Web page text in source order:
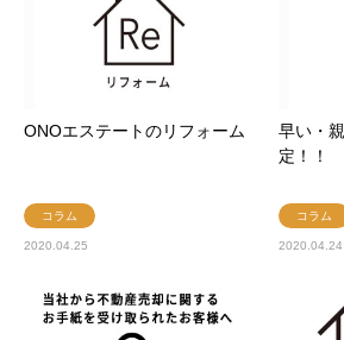
ONOエステートのリフォーム
コラム
2020.04.25
早い・
定！！
コラム
2020.04.24